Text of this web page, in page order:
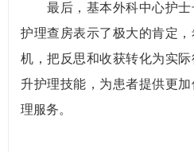
最后，基本外科中心护士
护理查房表示了极大的肯定
机，把反思和收获转化为实
升护理技能，为患者提供更
理服务。